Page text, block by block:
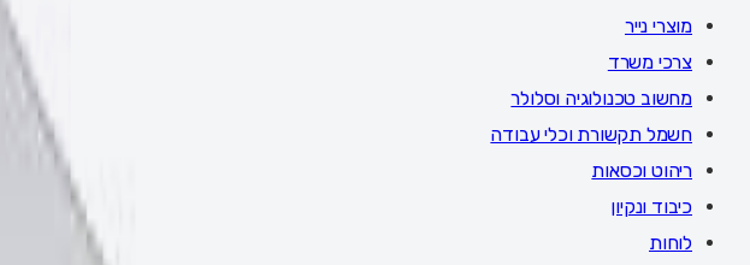
מוצרי נייר
צרכי משרד
מחשוב טכנולוגיה וסלולר
חשמל תקשורת וכלי עבודה
ריהוט וכסאות
כיבוד ונקיון
לוחות